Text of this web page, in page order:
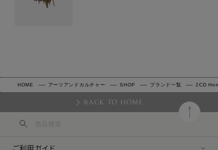
HOME アーツアンドカルチャー SHOP ブランド一覧 2CD
BACK TO HOME
ご利用ガイド